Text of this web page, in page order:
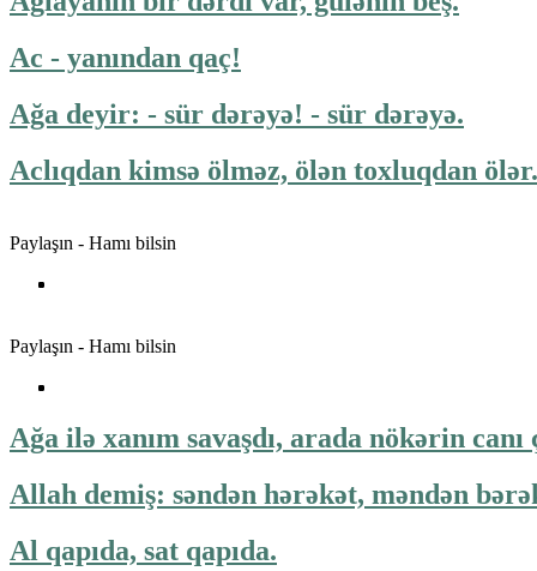
Ac - yanından qaç!
Ağa deyir: - sür dərəyə! - sür dərəyə.
Aclıqdan kimsə ölməz, ölən toxluqdan ölər.
Paylaşın - Hamı bilsin
Paylaşın - Hamı bilsin
Ağa ilə xanım savaşdı, arada nökərin canı
Allah demiş: səndən hərəkət, məndən
Al qapıda, sat qapıda.